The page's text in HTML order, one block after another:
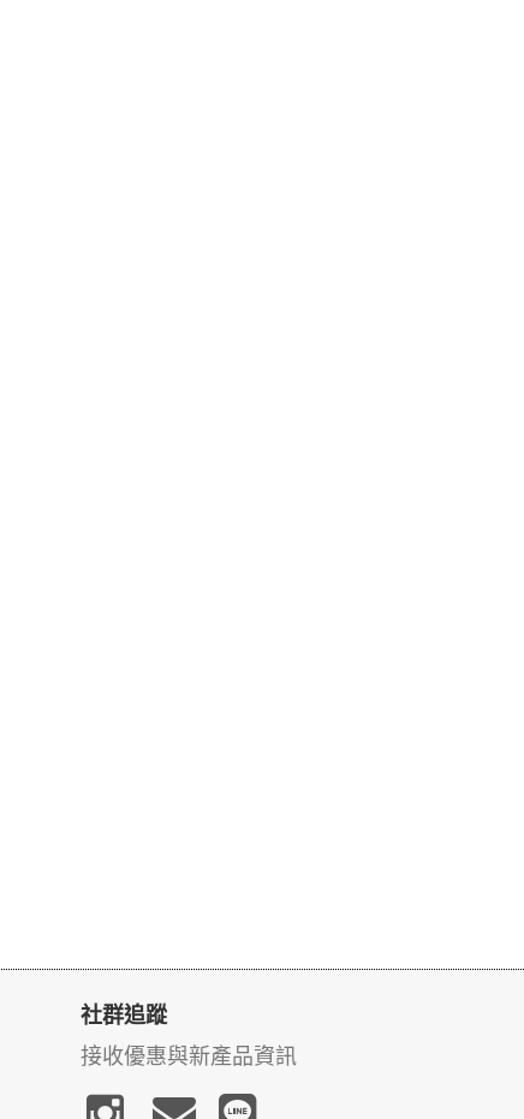
社群追蹤
接收優惠與新產品資訊